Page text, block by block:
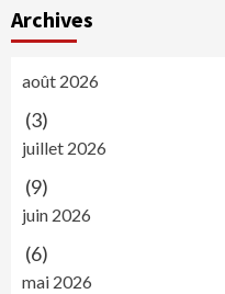
Archives
août 2026
(3)
juillet 2026
(9)
juin 2026
(6)
mai 2026